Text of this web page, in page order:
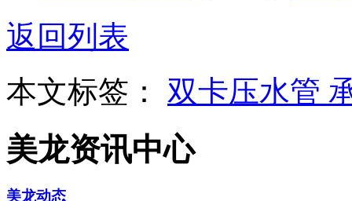
返回列表
本文标签： 双卡压水管
美龙资讯中心
美龙动态